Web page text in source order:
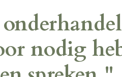
nodig